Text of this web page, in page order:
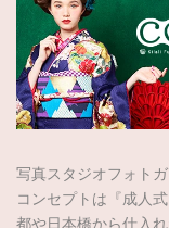
写真スタジオフォト
コンセプトは『成人
都や日本橋から仕入